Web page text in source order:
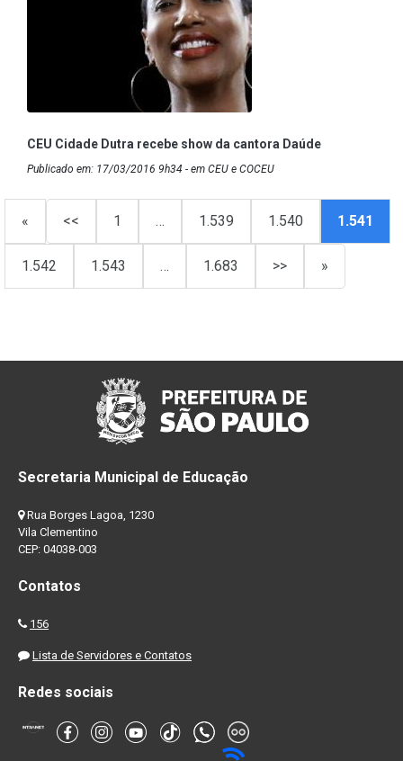
CEU Cidade Dutra recebe show da cantora Daúde
Publicado em: 17/03/2016 9h34 - em CEU e COCEU
« << 1 … 1.539 1.540 1.541
1.542 1.543 … 1.683 >> »
Secretaria Municipal de Educação
Rua Borges Lagoa, 1230
Vila Clementino
CEP: 04038-003
Contatos
156
Lista de Servidores e Contatos
Redes sociais